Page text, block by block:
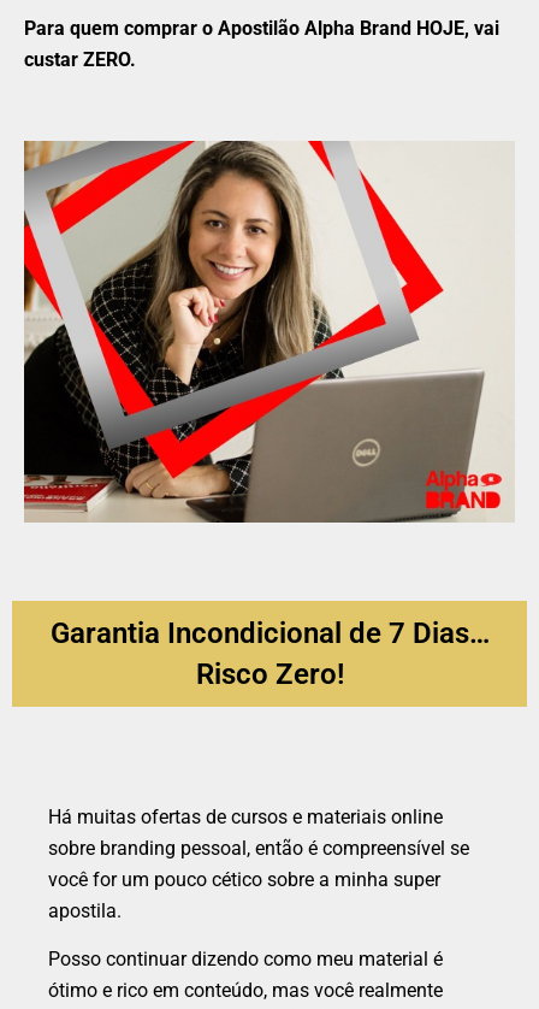
Para quem comprar o Apostilão Alpha Brand HOJE, vai
custar ZERO.
Garantia Incondicional de 7 Dias…
Risco Zero!
Há muitas ofertas de cursos e materiais online
sobre branding pessoal, então é compreensível se
você for um pouco cético sobre a minha super
apostila.
Posso continuar dizendo como meu material é
ótimo e rico em conteúdo, mas você realmente